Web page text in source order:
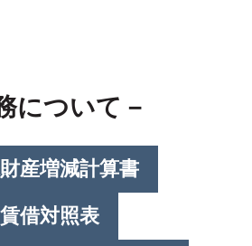
について－
産増減計算書
賃借対照表